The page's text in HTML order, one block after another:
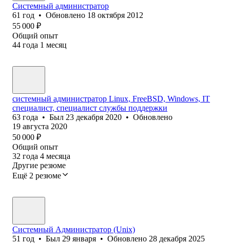
Системный администратор
61 год • Обновлено 18 октября 2012
55 000 ₽
Общий опыт
44 года 1 месяц
системный администратор Linux, FreeBSD, Windows, IT
специалист, специалист службы поддержки
63 года • Был 23 декабря 2020 • Обновлено
19 августа 2020
50 000 ₽
Общий опыт
32 года 4 месяца
Другие резюме
Ещё 2 резюме
Системный Администратор (Unix)
51 год • Был 29 января • Обновлено 28 декабря 2025